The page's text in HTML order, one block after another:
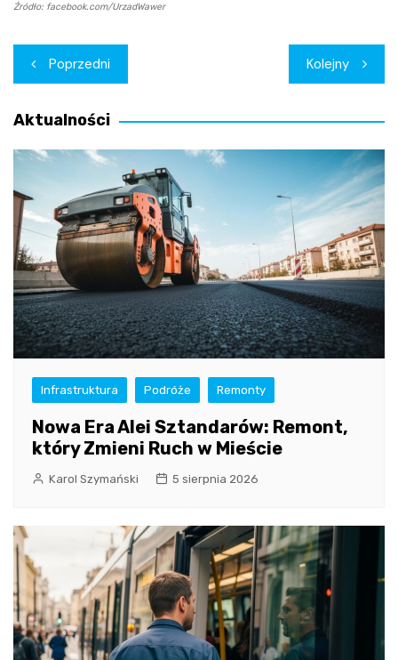
Źródło: facebook.com/UrzadWawer
Nawigacja
wpisu
Poprzedni Kolejny
Aktualności
Infrastruktura Podróże Remonty
Nowa Era Alei Sztandarów: Remont,
który Zmieni Ruch w Mieście
Karol Szymański 5 sierpnia 2026